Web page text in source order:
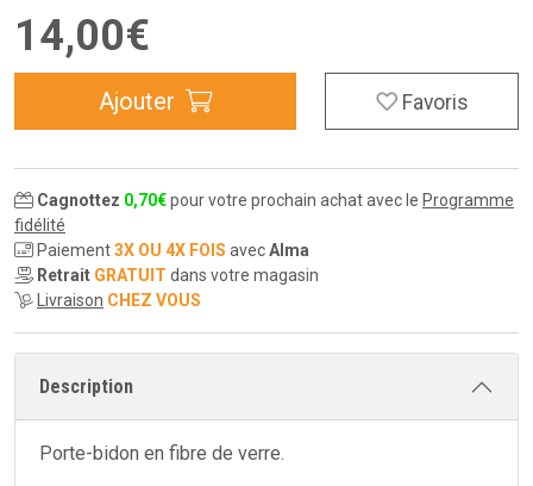
14,00€
Ajouter Favoris
Cagnottez 0,70€pour votre prochain achat avec le Programme
fidélité
Paiement3X OU 4X FOIS avecAlma
Retrait GRATUIT dans votre magasin
Livraison CHEZ VOUS
Description
Porte-bidon en fibre de verre.